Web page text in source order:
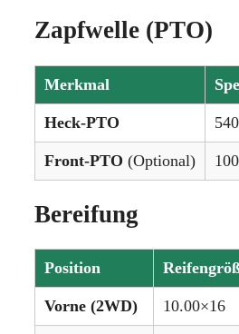
Zapfwelle (PTO)
Merkmal
Heck-PTO
Front-PTO (Optional)
Bereifung
Position
Vorne (2WD) 10.00×16